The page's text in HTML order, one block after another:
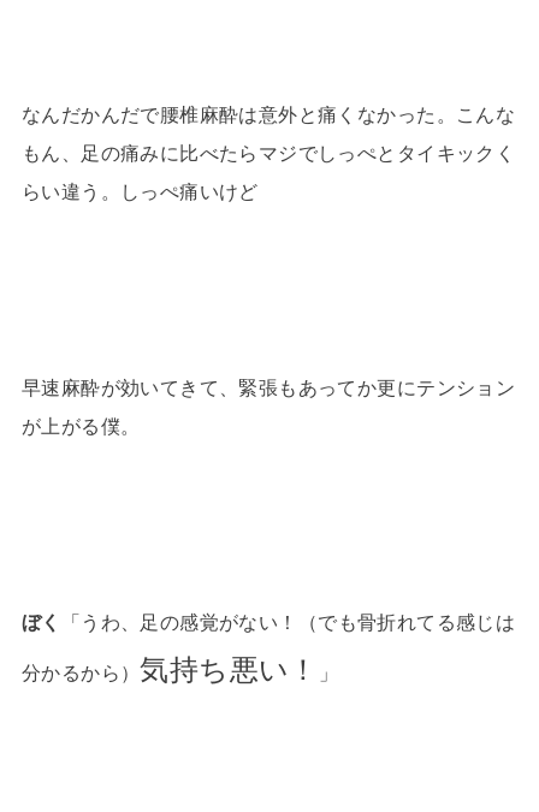
なんだかんだで腰椎麻酔は意外と痛くなかった。こんな
もん、足の痛みに比べたらマジでしっぺとタイキックく
らい違う。しっぺ痛いけど
早速麻酔が効いてきて、緊張もあってか更にテンション
が上がる僕。
ぼく 「うわ、足の感覚がない！（でも骨折れてる感じは
分かるから）気持ち悪い！ 」